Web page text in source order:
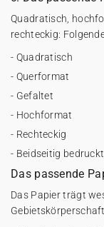
Quadratisch,
rechteckig:
- Quadratisch
- Querformat
- Gefaltet
- Hochformat
- Rechteckig
- Beidseitig bedruckt
Das passende
Das Papier trägt